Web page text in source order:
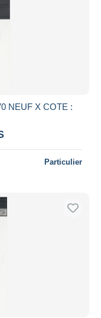
NEUF X COTE :
Particulier